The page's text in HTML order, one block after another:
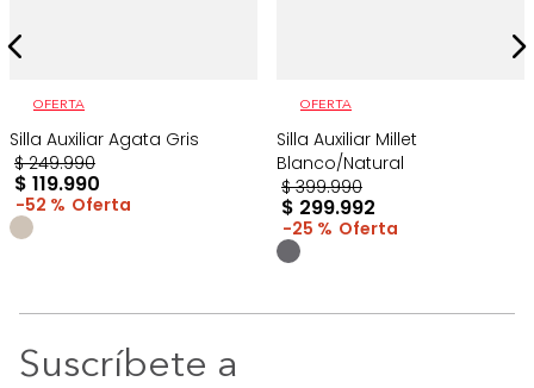
OFERTA
Silla Auxiliar Agata Gris
$ 249.990
$ 119.990
52 %
OFERTA
Silla Auxiliar Millet
Blanco/Natural
$ 399.990
$ 299.992
25 %
Suscríbete a